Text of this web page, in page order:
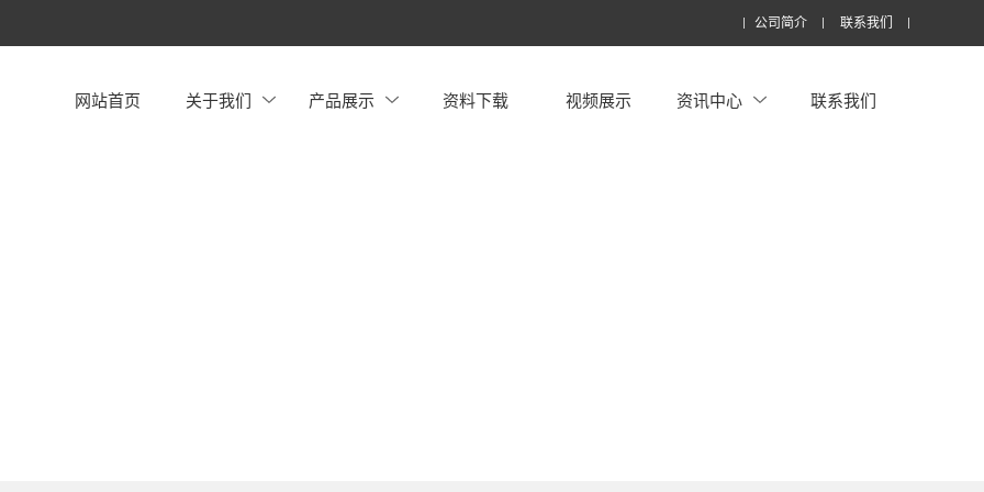
公司简介 联系我们
网站首页 关于我们 产品展示 资料下载 视频展示 资讯中心 联系我们